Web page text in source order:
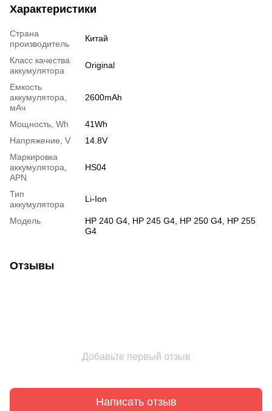
Характеристики
Страна
производитель
Китай
Класс качества
аккумулятора
Original
Емкость
аккумулятора,
мАч
2600mAh
Мощность, Wh
41Wh
Напряжение, V
14.8V
Маркировка
аккумулятора,
APN
HS04
Тип
аккумулятора
Li-Ion
Модель
HP 240 G4, HP 245 G4, HP 250 G4, HP 255
G4
Отзывы
Добавьте первый отзыв
Написать отзыв